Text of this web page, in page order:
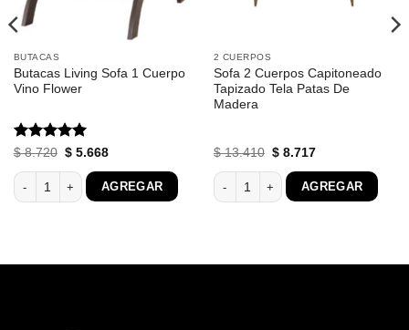
BUTACAS
Butacas Living Sofa 1 Cuerpo
Vino Flower
Valorado
$8.720 El
original
era:
$ 8.720.
$5.668El
actual
es:
$ 5.668.
Butacas Living Sofa 1 Cuerpo Vino Flower cantidad
AGREGAR
2 CUERPOS
Sofa 2 Cuerpos Capitoneado
Tapizado Tela Patas De
Madera
$13.410 El
original
era:
$ 13.410.
$8.717El
actual
es:
$ 8.717.
Sofa 2 Cuerpos Capitoneado
AGREGAR
Cuerpos Comedor Tela cantidad